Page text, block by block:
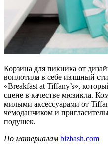
Корзина для пикника от
воплотила в себе изящный
«Breakfast at Tiffany’s»,
сцене в качестве мюзикла.
милыми аксессуарами от
чемоданчиком и
подушек.
По материалам bizbash.com